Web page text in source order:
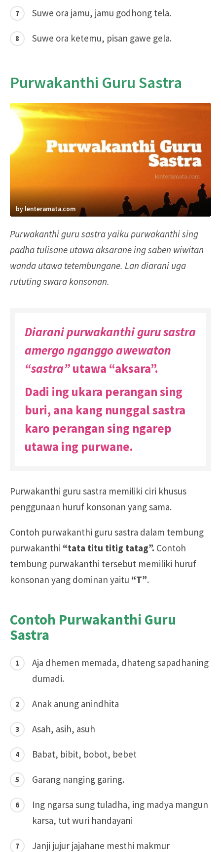
Suwe ora jamu, jamu godhong tela.
Suwe ora ketemu, pisan gawe gela.
Purwakanthi Guru Sastra
by lenteramata.com
Purwakanthi guru sastra yaiku purwakanthi sing
padha tulisane utawa aksarane ing saben wiwitan
wanda utawa tetembungane. Lan diarani uga
rututing swara konsonan.
Diarani purwakanthi guru sastra
amergo nganggo awewaton
“sastra”utawa “aksara”.
Dadi ing ukara perangan sing
buri, ana kang nunggal sastra
karo perangan sing ngarep
utawa ing purwane.
Purwakanthi guru sastra memiliki ciri khusus
penggunaan huruf konsonan yang sama.
Contoh purwakanthi guru sastra dalam tembung
purwakanthi “tata titu titig tatag”. Contoh
tembung purwakanthi tersebut memiliki huruf
konsonan yang dominan yaitu “T”.
Contoh Purwakanthi Guru
Sastra
Aja dhemen memada, dhateng sapadhaning
dumadi.
Anak anung anindhita
Asah, asih, asuh
Babat, bibit, bobot, bebet
Garang nanging garing.
Ing ngarsa sung tuladha, ing madya mangun
karsa, tut wuri handayani
Janji jujur jajahane mesthi makmur